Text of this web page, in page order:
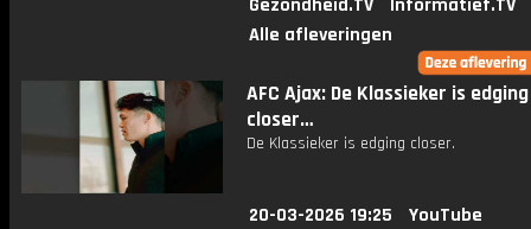
Gezondheid.TV
Informatief.TV
Alle afleveringen
AFC Ajax: De Klassieker is edging
closer…
De Klassieker is edging closer.
20-03-2026 19:25
YouTube